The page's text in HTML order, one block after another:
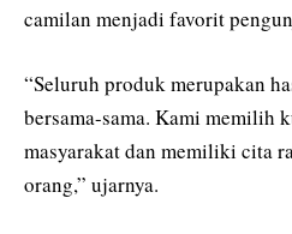
camilan menjadi favorit
“Seluruh produk merupakan
bersama-sama. Kami memilih
masyarakat dan memiliki cita
orang,” ujarnya.